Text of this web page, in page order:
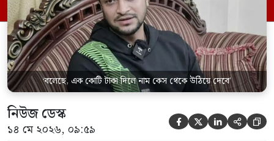
খোলামেলা আলোচনায় তিনি এমন দাবি করেন।
২০২৪ সালের ৫ আগস্ট আওয়ামী লীগ […]
‘বলেছে, এক কোটি টাকা দিলে নাম কেস থেকে উঠিয়ে দেবে’
নিউজ ডেস্ক
১৪ মে ২০২৬, ০৯:৫৯     